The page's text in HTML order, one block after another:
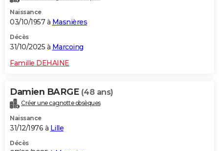
Naissance
03/10/1957 à Masnières
Décès
31/10/2025 à Marcoing
Famille DEHAINE
Damien BARGE (48 ans)
Créer une cagnotte obsèques
Naissance
31/12/1976 à Lille
Décès